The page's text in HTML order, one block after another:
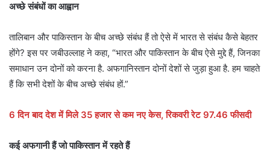
अच्छे संबंधों का आह्वान
तालिबान और पाकिस्तान के बीच अच्छे संबंध हैं तो ऐसे में भारत से संबंध कैसे बेहतर
होंगे? इस पर जबीउल्लाह ने कहा, “भारत और पाकिस्तान के बीच ऐसे मुद्दे हैं, जिनका
समाधान उन दोनों को करना है. अफगानिस्तान दोनों देशों से जुड़ा हुआ है. हम चाहते
हैं कि सभी देशों के बीच अच्छे संबंध हों.”
6 दिन बाद देश में मिले 35 हजार से कम नए केस, रिकवरी रेट 97.46 फीसदी
कई अफगानी हैं जो पाकिस्तान में रहते हैं